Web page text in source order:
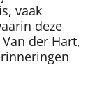
vaak
deze
der Hart,